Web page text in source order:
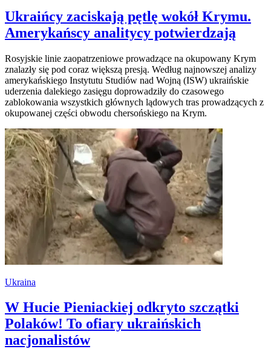
Ukraińcy zaciskają pętlę wokół Krymu.
Amerykańscy analitycy potwierdzają
Rosyjskie linie zaopatrzeniowe prowadzące na okupowany Krym
znalazły się pod coraz większą presją. Według najnowszej analizy
amerykańskiego Instytutu Studiów nad Wojną (ISW) ukraińskie
uderzenia dalekiego zasięgu doprowadziły do czasowego
zablokowania wszystkich głównych lądowych tras prowadzących z
okupowanej części obwodu chersońskiego na Krym.
Ukraina
W Hucie Pieniackiej odkryto szczątki
Polaków! To ofiary ukraińskich
nacjonalistów